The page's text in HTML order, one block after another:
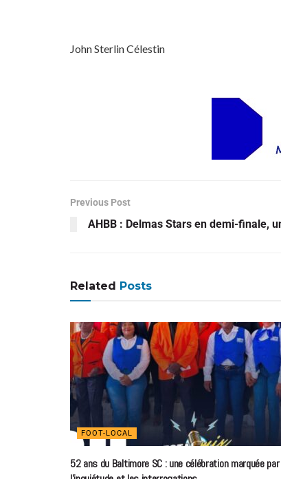
John Sterlin Célestin
Previous Post
AHBB : Delmas Stars en demi-finale,
Related Posts
FOOT-LOCAL
52 ans du Baltimore SC : une célébration marquée par